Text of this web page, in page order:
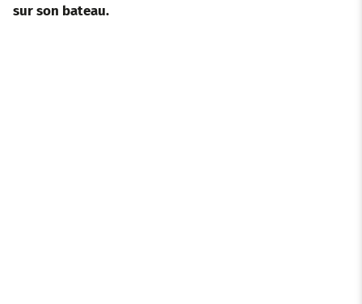
sur son bateau.